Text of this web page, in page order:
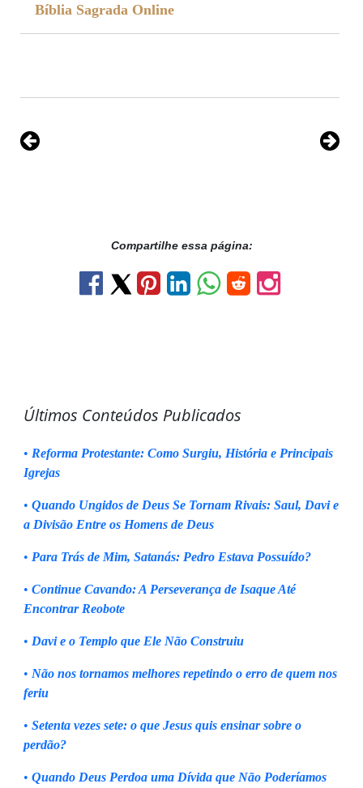
Bíblia Sagrada Online
Compartilhe essa página:
Últimos Conteúdos Publicados
• Reforma Protestante: Como Surgiu, História e Principais
Igrejas
• Quando Ungidos de Deus Se Tornam Rivais: Saul, Davi e
a Divisão Entre os Homens de Deus
• Para Trás de Mim, Satanás: Pedro Estava Possuído?
• Continue Cavando: A Perseverança de Isaque Até
Encontrar Reobote
• Davi e o Templo que Ele Não Construiu
• Não nos tornamos melhores repetindo o erro de quem nos
feriu
• Setenta vezes sete: o que Jesus quis ensinar sobre o
perdão?
• Quando Deus Perdoa uma Dívida que Não Poderíamos